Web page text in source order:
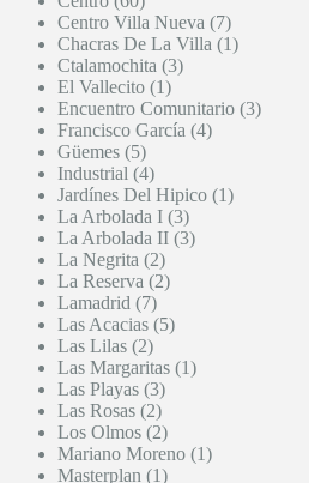
Centro Villa Nueva (7)
Chacras De La Villa (1)
Ctalamochita (3)
El Vallecito (1)
Encuentro Comunitario (3)
Francisco García (4)
Güemes (5)
Industrial (4)
Jardínes Del Hipico (1)
La Arbolada I (3)
La Arbolada II (3)
La Negrita (2)
La Reserva (2)
Lamadrid (7)
Las Acacias (5)
Las Lilas (2)
Las Margaritas (1)
Las Playas (3)
Las Rosas (2)
Los Olmos (2)
Mariano Moreno (1)
Masterplan (1)